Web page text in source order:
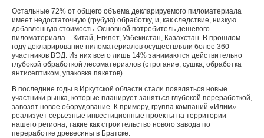
Остальные 72% от общего объема декларируемого пиломатериала
имеет недостаточную (грубую) обработку, и, как следствие, низкую
добавленную стоимость. Основной потребитель дешевого
пиломатериала – Китай, Египет, Узбекистан, Казахстан. В прошлом
году декларирование пиломатериалов осуществляли более 360
участников ВЭД. Из них всего лишь 14% занимаются действительно
глубокой обработкой лесоматериалов (строгание, сушка, обработка
антисептиком, упаковка пакетов).
В последние годы в Иркутской области стали появляться новые
участники рынка, которые планирует заняться глубокой переработкой,
завозят новое оборудование. К примеру, группа компаний «Илим»
реализует серьезные инвестиционные проекты на территории
нашего региона, такие как строительство нового завода по
переработке древесины в Братске.